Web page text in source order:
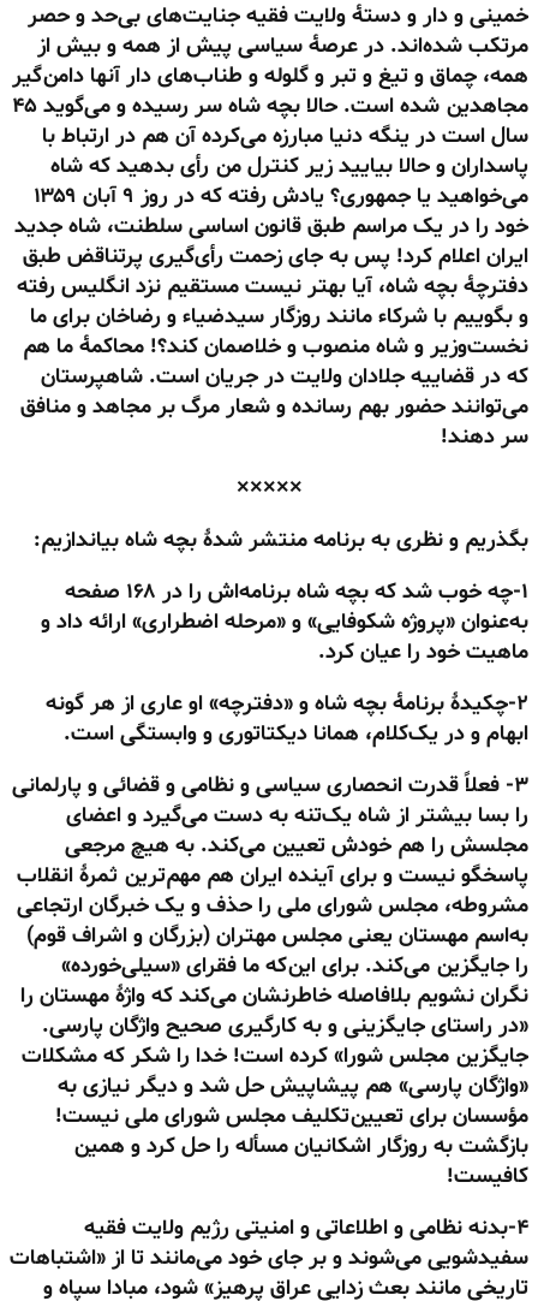
خمینی و دار و دستهٔ ولایت فقیه جنایت‌های بی‌حد و حصر
مرتکب شده‌اند. در عرصهٔ سیاسی پیش از همه و بیش از
همه، چماق و تیغ و تبر و گلوله و طناب‌های دار آنها دامن‌گیر
مجاهدین شده است. حالا بچه شاه سر رسیده و می‌گوید ۴۵
سال است در ینگه دنیا مبارزه می‌کرده آن هم در ارتباط با
پاسداران و حالا بیایید زیر کنترل من رأی بدهید که شاه
می‌خواهید یا جمهوری؟ یادش رفته که در روز ۹ آبان ۱۳۵۹
خود را در یک مراسم طبق قانون اساسی سلطنت، شاه جدید
ایران اعلام کرد! پس به جای زحمت رأی‌گیری پرتناقض طبق
دفترچهٔ بچه شاه، آیا بهتر نیست مستقیم نزد انگلیس رفته
و بگوییم با شرکاء مانند روزگار سیدضیاء و رضاخان برای ما
نخست‌وزیر و شاه منصوب و خلاصمان کند؟! محاکمهٔ ما هم
که در قضاییه جلادان ولایت در جریان است. شاهپرستان
می‌توانند حضور بهم رسانده و شعار مرگ بر مجاهد و منافق
سر دهند!
×××××
بگذریم و نظری به برنامه منتشر شدهٔ بچه شاه بیاندازیم:
۱-چه خوب شد که بچه شاه برنامه‌اش را در ۱۶۸ صفحه
به‌عنوان «پروژه شکوفایی» و «مرحله اضطراری» ارائه داد و
ماهیت خود را عیان کرد.
۲-چکیدهٔ برنامهٔ بچه شاه و «دفترچه» او عاری از هر گونه
ابهام و در یک‌کلام، همانا دیکتاتوری و وابستگی است.
۳- فعلاً قدرت انحصاری سیاسی و نظامی و قضائی و پارلمانی
را بسا بیشتر از شاه یک‌تنه به دست می‌گیرد و اعضای
مجلسش را هم خودش تعیین می‌کند. به هیچ مرجعی
پاسخگو نیست و برای آینده ایران هم مهم‌ترین ثمرهٔ انقلاب
مشروطه، مجلس شورای ملی را حذف و یک خبرگان ارتجاعی
به‌اسم مهستان یعنی مجلس مهتران (بزرگان و اشراف قوم)
را جایگزین می‌کند. برای این‌که ما فقرای «سیلی‌خورده»
نگران نشویم بلافاصله خاطرنشان می‌کند که واژهٔ مهستان را
«در راستای جایگزینی و به کارگیری صحیح واژگان پارسی.
جایگزین مجلس شورا» کرده است! خدا را شکر که مشکلات
«واژگان پارسی» هم پیشاپیش حل شد و دیگر نیازی به
مؤسسان برای تعیین‌تکلیف مجلس شورای ملی نیست!
بازگشت به روزگار اشکانیان مسأله را حل کرد و همین
کافیست!
۴-بدنه نظامی و اطلاعاتی و امنیتی رژیم ولایت فقیه
سفیدشویی می‌شوند و بر جای خود می‌مانند تا از «اشتباهات
تاریخی مانند بعث زدایی عراق پرهیز» شود، مبادا سپاه و